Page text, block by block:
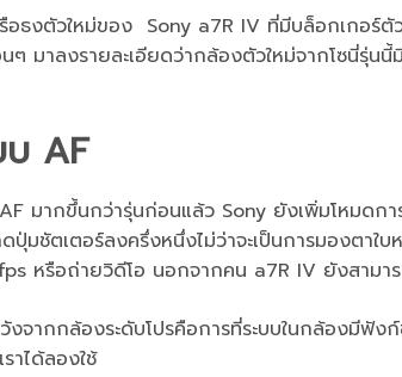
อธงตัวใหม่ของ Sony a7R IV ที่มีบล็อกเกอร์
มาลงรายละเอียดว่ากล้องตัวใหม่จากโซนี่รุ่น
บ AF
มากขึ้นกว่ารุ่นก่อนแล้ว Sony ยังเพิ่มโหมดก
ชัตเตอร์ลงครึ่งหนึ่งไม่ว่าจะเป็นการมองตาใ
หรือถ่ายวิดีโอ นอกจากคน a7R IV ยังสามา
จากกล้องระดับโปรคือการที่ระบบในกล้องมีฟังก์
าได้ลองใช้